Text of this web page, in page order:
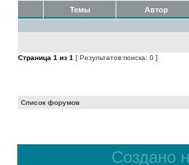
Темы Автор
Страница 1 из 1 [ Результатов поиска: 0 ]
Список форумов
Создано